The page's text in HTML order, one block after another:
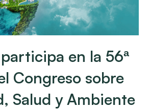
participa en la 56ª
Congreso sobre
Salud y Ambiente